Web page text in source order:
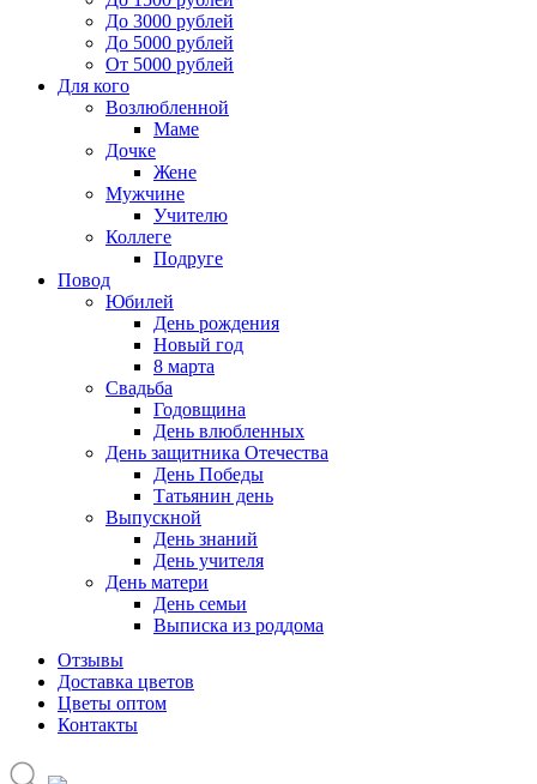
До 3000 рублей
До 5000 рублей
От 5000 рублей
Для кого
Возлюбленной
Маме
Дочке
Жене
Мужчине
Учителю
Коллеге
Подруге
Повод
Юбилей
День рождения
Новый год
8 марта
Свадьба
Годовщина
День влюбленных
День защитника Отечества
День Победы
Татьянин день
Выпускной
День знаний
День учителя
День матери
День семьи
Выписка из роддома
Отзывы
Доставка цветов
Цветы оптом
Контакты